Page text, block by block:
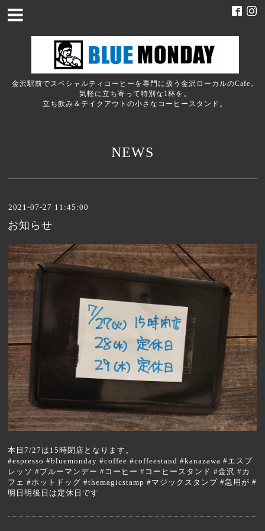
金沢駅前でスペシャルティコーヒーを専門に扱う金沢ローカルのCafe。
気軽に立ち寄って特別な1杯を。
立ち飲み＆テイクアウトの小さなコーヒースタンド。
NEWS
2021-07-27 11:45:00
お知らせ
本日7/27は15時閉店となります。
#espresso #bluemonday #coffee #coffeestand #kanazawa #エスプ
レッソ #ブルーマンデー #コーヒー #コーヒースタンド #金沢 #カ
フェ #ホットドッグ #themagicstamp #マジックスタンプ #急用が #
明日明後日は定休日です